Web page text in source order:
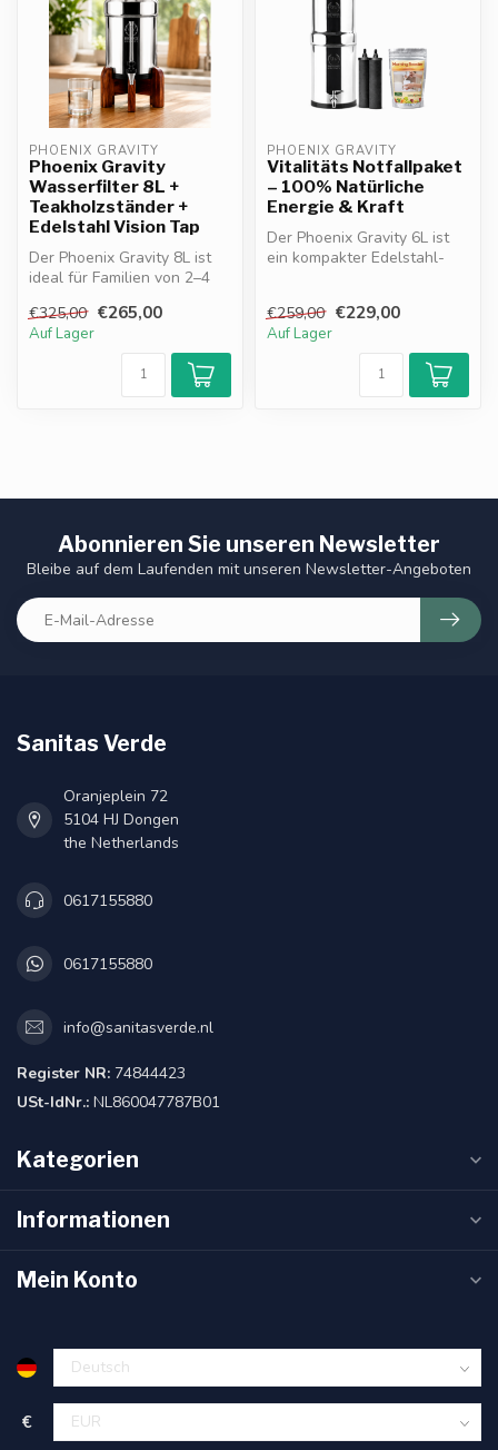
PHOENIX GRAVITY
Phoenix Gravity
Wasserfilter 8L +
Teakholzständer +
Edelstahl Vision Tap
Der Phoenix Gravity 8L ist
ideal für Familien von 2–4
€325,00 €265,00
Auf Lager
PHOENIX GRAVITY
Vitalitäts Notfallpaket
– 100% Natürliche
Energie & Kraft
Der Phoenix Gravity 6L ist
ein kompakter Edelstahl-
€259,00 €229,00
Auf Lager
Abonnieren Sie unseren Newsletter
Bleibe auf dem Laufenden mit unseren Newsletter-Angeboten
Sanitas Verde
Oranjeplein 72
5104 HJ Dongen
the Netherlands
0617155880
0617155880
info@sanitasverde.nl
Register NR: 74844423
USt-IdNr.: NL860047787B01
Kategorien
Informationen
Mein Konto
€